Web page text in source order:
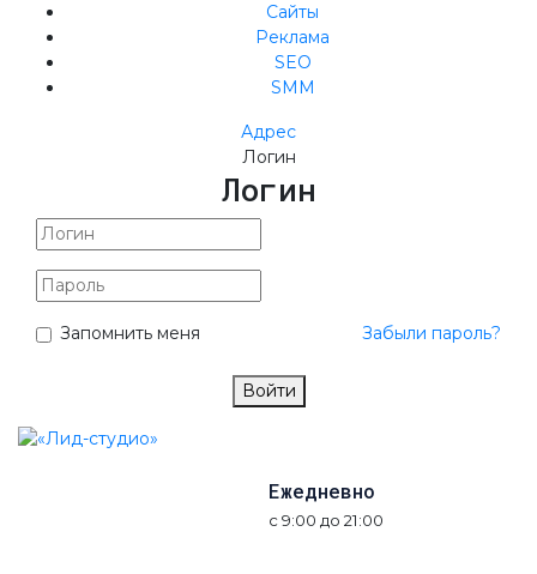
Сайты
Реклама
SEO
SMM
Адрес
Логин
Логин
Запомнить меня Забыли пароль?
Войти
Ежедневно
с 9:00 до 21:00